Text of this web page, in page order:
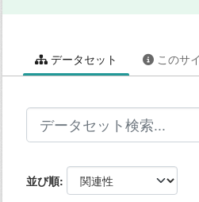
データセット このサ
並び順